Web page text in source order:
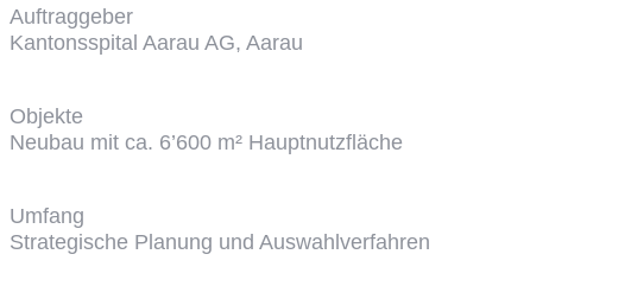
Auftraggeber
Kantonsspital Aarau AG, Aarau
Objekte
Neubau mit ca. 6’600 m² Hauptnutzfläche
Umfang
Strategische Planung und Auswahlverfahren